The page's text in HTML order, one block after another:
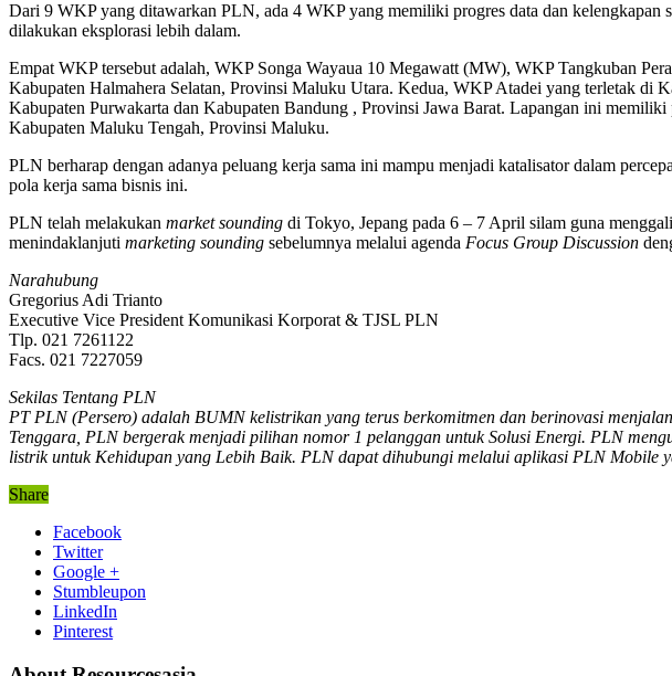
Dari 9 WKP yang ditawarkan PLN, ada 4 WKP yang memiliki progres data dan
dilakukan eksplorasi lebih dalam.
Empat WKP tersebut adalah, WKP Songa Wayaua 10 Megawatt (MW), WKP Tangkuban
Kabupaten Halmahera Selatan, Provinsi Maluku Utara. Kedua, WKP Atadei yang terletak di
Kabupaten Purwakarta dan Kabupaten Bandung , Provinsi Jawa Barat. Lapangan ini
Kabupaten Maluku Tengah, Provinsi Maluku.
PLN berharap dengan adanya peluang kerja sama ini mampu menjadi katalisator dalam
pola kerja sama bisnis ini.
PLN telah melakukan market sounding di Tokyo, Jepang pada 6 – 7 April silam guna
menindaklanjuti marketing sounding sebelumnya melalui agenda Focus Group Discussion
Narahubung
Gregorius Adi Trianto
Executive Vice President Komunikasi Korporat & TJSL PLN
Tlp. 021 7261122
Facs. 021 7227059
Sekilas Tentang PLN
PT PLN (Persero) adalah BUMN kelistrikan yang terus berkomitmen dan berinovasi
Tenggara, PLN bergerak menjadi pilihan nomor 1 pelanggan untuk Solusi Energi. PLN
listrik untuk Kehidupan yang Lebih Baik. PLN dapat dihubungi melalui aplikasi PLN Mobile
Share
Facebook
Twitter
Google +
Stumbleupon
LinkedIn
Pinterest